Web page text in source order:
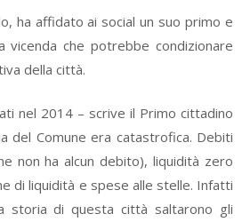
ha affidato ai social un suo primo e
vicenda che potrebbe condizionare
della città.
nel 2014 – scrive il Primo cittadino
del Comune era catastrofica. Debiti
non ha alcun debito), liquidità zero
di liquidità e spese alle stelle. Infatti
storia di questa città saltarono gli